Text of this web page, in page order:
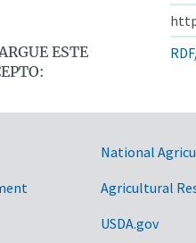
ESTE
National
Agricultural
USDA.gov